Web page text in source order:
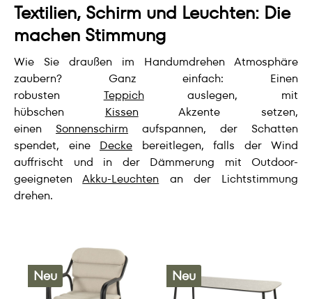
Textilien, Schirm und Leuchten: Die
machen Stimmung
Wie Sie draußen im Handumdrehen Atmosphäre
zaubern? Ganz einfach: Einen
robusten Teppichauslegen, mit
hübschen Kissen Akzente setzen,
einen Sonnenschirm aufspannen, der Schatten
spendet, eine Decke bereitlegen, falls der Wind
auffrischt und in der Dämmerung mit Outdoor-
geeignetenAkku-Leuchten an der Lichtstimmung
drehen.
Neu Neu